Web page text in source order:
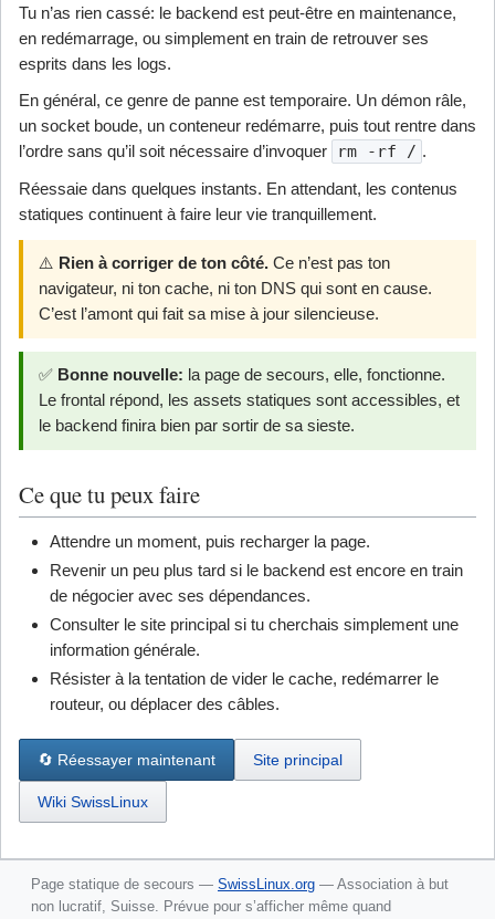
Tu n’as rien cassé: le backend est peut-être en maintenance,
en redémarrage, ou simplement en train de retrouver ses
esprits dans les logs.
En général, ce genre de panne est temporaire. Un démon râle,
un socket boude, un conteneur redémarre, puis tout rentre dans
l’ordre sans qu’il soit nécessaire d’invoquer
rm -rf / .
Réessaie dans quelques instants. En attendant, les contenus
statiques continuent à faire leur vie tranquillement.
⚠️ Rien à corriger de ton côté. Ce n’est pas ton
navigateur, ni ton cache, ni ton DNS qui sont en cause.
C’est l’amont qui fait sa mise à jour silencieuse.
✅ Bonne nouvelle: la page de secours, elle, fonctionne.
Le frontal répond, les assets statiques sont accessibles, et
le backend finira bien par sortir de sa sieste.
Ce que tu peux faire
Attendre un moment, puis recharger la page.
Revenir un peu plus tard si le backend est encore en train
de négocier avec ses dépendances.
Consulter le site principal si tu cherchais simplement une
information générale.
Résister à la tentation de vider le cache, redémarrer le
routeur, ou déplacer des câbles.
🔄 Réessayer maintenant Site principal
Wiki SwissLinux
Page statique de secours — SwissLinux.org — Association à but
non lucratif, Suisse. Prévue pour s’afficher même quand